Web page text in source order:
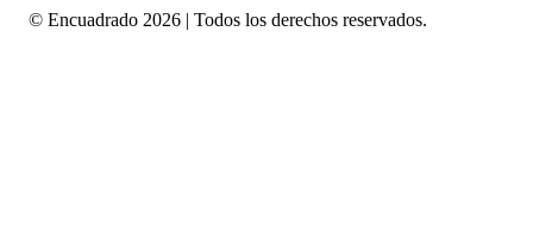
© Encuadrado 2026 | Todos los derechos reservados.